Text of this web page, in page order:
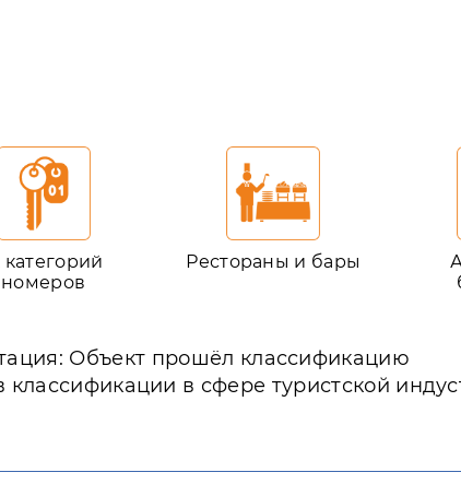
категорий
номеров
Рестораны и бары
Объект прошёл классификацию
в сфере туристской